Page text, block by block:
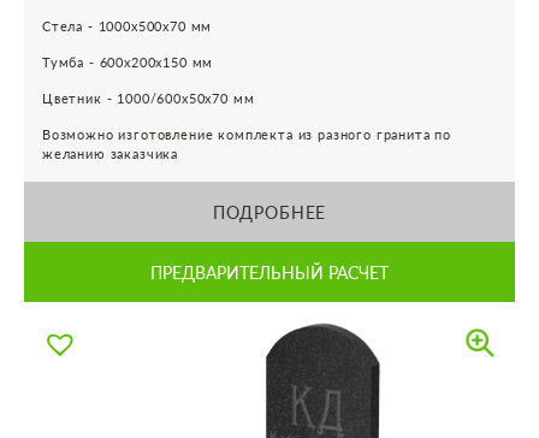
Стела - 1000х500х70 мм
Тумба - 600х200х150 мм
Цветник - 1000/600х50х70 мм
Возможно изготовление комплекта из разного гранита по
желанию заказчика
ПОДРОБНЕЕ
ПРЕДВАРИТЕЛЬНЫЙ РАСЧЕТ